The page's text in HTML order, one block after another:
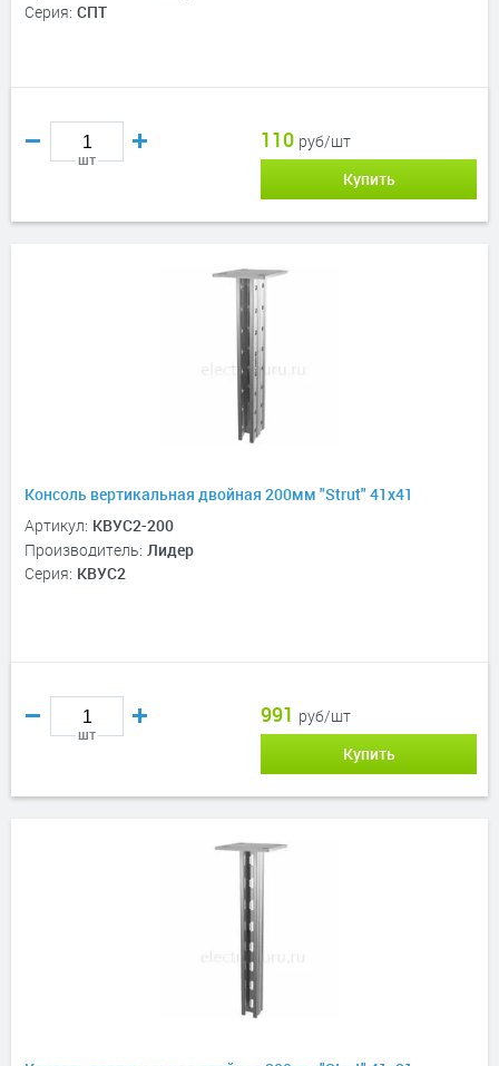
Серия: СПТ
шт
110 руб/шт
Купить
Консоль вертикальная двойная 200мм "Strut" 41х41
Артикул: КВУС2-200
Производитель: Лидер
Серия: КВУС2
шт
991 руб/шт
Купить